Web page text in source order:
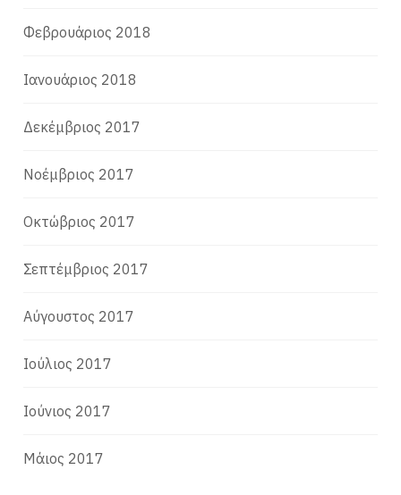
Φεβρουάριος 2018
Ιανουάριος 2018
Δεκέμβριος 2017
Νοέμβριος 2017
Οκτώβριος 2017
Σεπτέμβριος 2017
Αύγουστος 2017
Ιούλιος 2017
Ιούνιος 2017
Μάιος 2017